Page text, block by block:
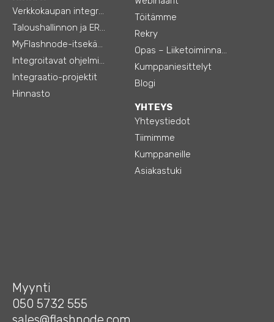
Integraatio-projektit
Hinnasto
Töitämme
Rekry
Kumppaniesittelyt
Blogi
YHTEYS
Yhteystiedot
Tiimimme
Kumppaneille
Asiakastuki
Myynti
050 5732 555